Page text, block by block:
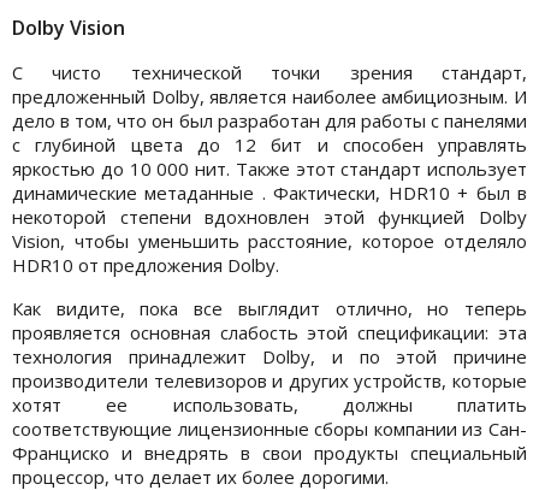
Dolby Vision
С чисто технической точки зрения стандарт,
предложенный Dolby, является наиболее амбициозным. И
дело в том, что он был разработан для работы с панелями
с глубиной цвета до 12 бит и способен управлять
яркостью до 10 000 нит. Также этот стандарт использует
динамические метаданные . Фактически, HDR10 + был в
некоторой степени вдохновлен этой функцией Dolby
Vision, чтобы уменьшить расстояние, которое отделяло
HDR10 от предложения Dolby.
Как видите, пока все выглядит отлично, но теперь
проявляется основная слабость этой спецификации: эта
технология принадлежит Dolby, и по этой причине
производители телевизоров и других устройств, которые
хотят ее использовать, должны платить
соответствующие лицензионные сборы компании из Сан-
Франциско и внедрять в свои продукты специальный
процессор, что делает их более дорогими.